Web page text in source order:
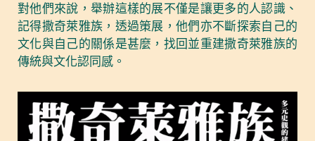
對他們來說，舉辦這樣的展不僅是讓更多的人認識、
記得撒奇萊雅族，透過策展，他們亦不斷探索自己的
文化與自己的關係是甚麼，找回並重建撒奇萊雅族的
傳統與文化認同感。